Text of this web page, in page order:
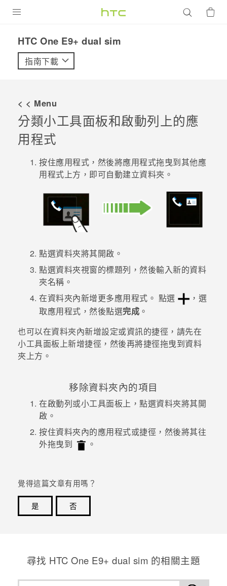
VIVE
VIVERSE
優惠專區
焦點訊息
銷售門市
VIVELAND
HTC One E9+ dual sim‎
指南下載
< < Menu
分類小工具面板和啟動列上的應
用程式
按住應用程式，然後將應用程式拖曳到其他應
用程式上方，即可自動建立資料夾。
點選資料夾將其開啟。
點選資料夾視窗的標題列，然後輸入新的資料
夾名稱。
在資料夾內新增更多應用程式。 點選
，選
取應用程式，然後點選完成 。
也可以在資料夾內新增設定或資訊的捷徑，請先在
小工具面板上新增捷徑，然後再將捷徑拖曳到資料
夾上方。
移除資料夾內的項目
在啟動列或小工具面板上，點選資料夾將其開
啟。
按住資料夾內的應用程式或捷徑，然後將其往
外拖曳到
。
覺得這篇文章有用嗎？
是
否
尋找 HTC One E9+ dual sim 的相關主題